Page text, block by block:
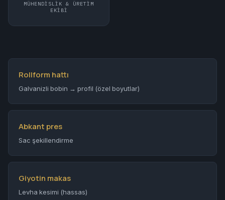
MÜHENDISLIK & ÜRETIM
EKIBI
Rollform hattı
Galvanizli bobin → profil (özel boyutlar)
Abkant pres
Sac şekillendirme
Giyotin makas
Levha kesimi (hassas)